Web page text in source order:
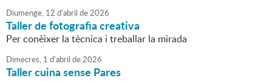
Diumenge, 12 d'abril de2026
Taller de fotografia creativa
Per conèixer la tècnica i treballar la mirada
Dimecres, 1 d'abril de2026
Taller cuina sense Pares